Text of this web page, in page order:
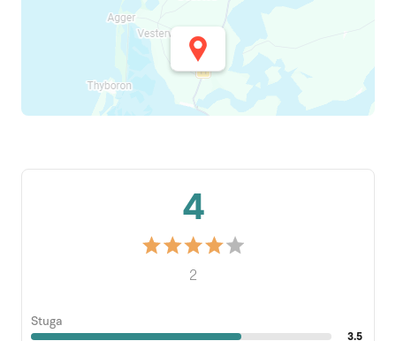
4
2
Stuga
3.5